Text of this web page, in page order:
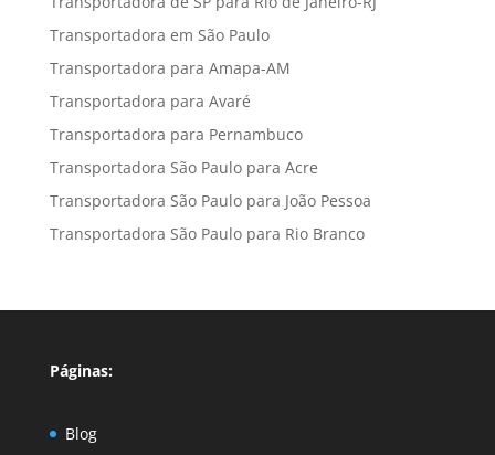
Transportadora em São Paulo
Transportadora para Amapa-AM
Transportadora para Avaré
Transportadora para Pernambuco
Transportadora São Paulo para Acre
Transportadora São Paulo para João Pessoa
Transportadora São Paulo para Rio Branco
Páginas:
Blog